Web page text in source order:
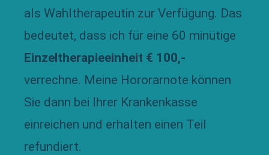
als Wahltherapeutin zur Verfügung. Das
bedeutet, dass ich für eine 60 minütige
Einzeltherapieeinheit € 100,-
verrechne. Meine Hororarnote können
Sie dann bei Ihrer Krankenkasse
einreichen und erhalten einen Teil
refundiert.